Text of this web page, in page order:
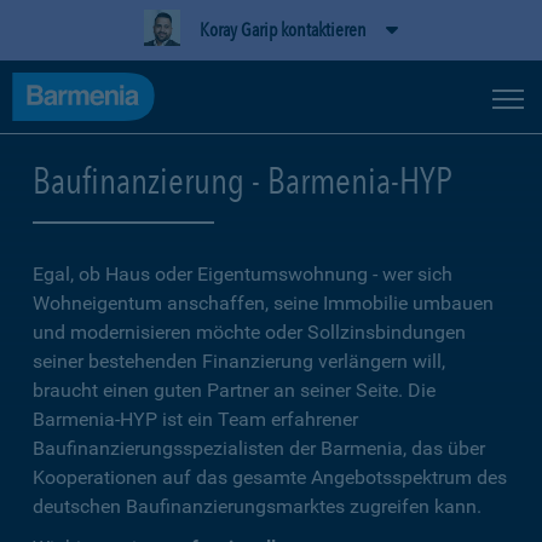
Koray Garip kontaktieren
Baufinanzierung - Barmenia-HYP
Egal, ob Haus oder Eigentumswohnung - wer sich
Wohneigentum anschaffen, seine Immobilie umbauen
und modernisieren möchte oder Sollzinsbindungen
seiner bestehenden Finanzierung verlängern will,
braucht einen guten Partner an seiner Seite. Die
Barmenia-HYP ist ein Team erfahrener
Baufinanzierungsspezialisten der Barmenia, das über
Kooperationen auf das gesamte Angebotsspektrum des
deutschen Baufinanzierungsmarktes zugreifen kann.